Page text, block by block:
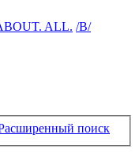
ALL. /B/
поиск